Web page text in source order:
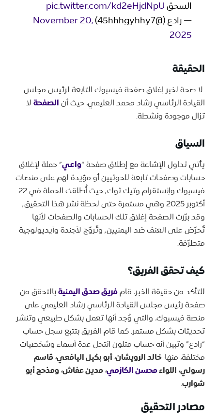
السحقpic.twitter.com/kd2eHjdNpU
— رادع (@45hhhgyhhy7)
November 20,
2025
الحقيقة
​ لا صحة لخبر إغلاق صفحة فيسبوك التابعة لرئيس مجلس
القيادة الرئاسي رشاد محمد العليمي، حيث أنالصفحةلا
تزال موجودة ونشطة.
​السياق
يأتي تداول الإشاعة مع إطلاق صفحة “واعي” حملة لإغلاق
حسابات وصفحات تابعة للحوثيين أو مؤيدة لهم على منصات
فيسبوك وإنستقرام وتيك توك٬ حيث أُطلقت الحملة في 22
أكتوبر 2025 وهي مستمرة حتى لحظة نشر هذا التحقيق٬
وقد برّرت الصفحة إغلاق تلك الحسابات والصفحات لأنها
تُحرّض على العنف ضد اليمنيين٬ وتُروّج لأجندة وأيديولوجية
متطرّفة.
​كيف تحقق الفريق؟
​للتأكد من حقيقة الخبر، قامفريق صدق اليمنيةبالتحقق من
صفحة رئيس مجلس القيادة الرئاسي رشاد العليمي على
منصة فيسبوك، والتي وُجد أنها تعمل بشكل طبيعي وتنشر
تحديثات بشكل مستمر. كما قام الفريق بتتبع سجل حساب
“رادع” وتبين أنه حساب متلون انتحل عدة أسماء وشخصيات
مختلفة، منها:خالد الرويشان، أبو بكيل اليافعي، قاسم
رسولي، اللواءمحسن الكازمي، مدين عفاش، ومذحج أبو
شوارب.
مصادر التحقيق